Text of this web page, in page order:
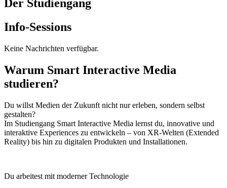
Der Studiengang
Info-Sessions
Keine Nachrichten verfügbar.
Warum Smart Interactive Media
studieren?
Du willst Medien der Zukunft nicht nur erleben, sondern selbst
gestalten?
Im Studiengang Smart Interactive Media lernst du, innovative und
interaktive Experiences zu entwickeln – von XR-Welten (Extended
Reality) bis hin zu digitalen Produkten und Installationen.
Du arbeitest mit moderner Technologie